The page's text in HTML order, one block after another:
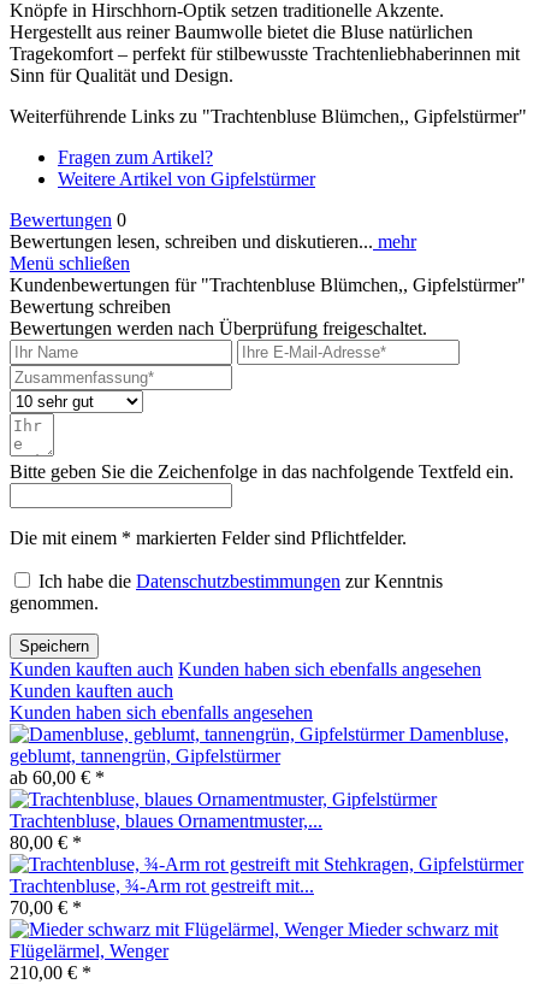
Knöpfe in Hirschhorn-Optik setzen traditionelle Akzente.
Hergestellt aus reiner Baumwolle bietet die Bluse natürlichen
Tragekomfort – perfekt für stilbewusste Trachtenliebhaberinnen mit
Sinn für Qualität und Design.
Weiterführende Links zu "Trachtenbluse Blümchen,, Gipfelstürmer"
Fragen zum Artikel?
Weitere Artikel von Gipfelstürmer
Bewertungen 0
Bewertungen lesen, schreiben und diskutieren... mehr
Menü schließen
Kundenbewertungen für "Trachtenbluse Blümchen,, Gipfelstürmer"
Bewertung schreiben
Bewertungen werden nach Überprüfung freigeschaltet.
Bitte geben Sie die Zeichenfolge in das nachfolgende Textfeld ein.
Die mit einem * markierten Felder sind Pflichtfelder.
Ich habe die Datenschutzbestimmungen zur Kenntnis
genommen.
Speichern
Kunden kauften auch Kunden haben sich ebenfalls angesehen
Kunden kauften auch
Kunden haben sich ebenfalls angesehen
Damenbluse,
geblumt, tannengrün, Gipfelstürmer
ab 60,00 € *
Trachtenbluse, blaues Ornamentmuster,...
80,00 € *
Trachtenbluse, ¾-Arm rot gestreift mit...
70,00 € *
Mieder schwarz mit
Flügelärmel, Wenger
210,00 € *